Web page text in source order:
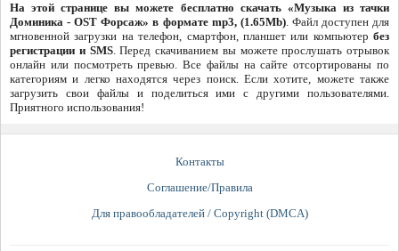
На этой странице вы можете бесплатно скачать «Музыка из тачки
Доминика - OST Форсаж» в формате mp3, (1.65Mb). Файл доступен для
мгновенной загрузки на телефон, смартфон, планшет или компьютер без
регистрации и SMS. Перед скачиванием вы можете прослушать отрывок
онлайн или посмотреть превью. Все файлы на сайте отсортированы по
категориям и легко находятся через поиск. Если хотите, можете также
загрузить свои файлы и поделиться ими с другими пользователями.
Приятного использования!
Контакты
Соглашение/Правила
Для правообладателей / Copyright (DMCA)